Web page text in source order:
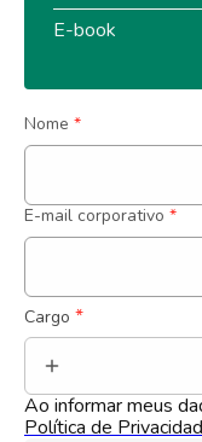
E-book
Nome *
E-mail corporativo *
Cargo *
Ao informar meus
Política de